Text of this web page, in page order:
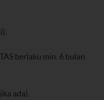
berlaku min. 6 bulan
ada).